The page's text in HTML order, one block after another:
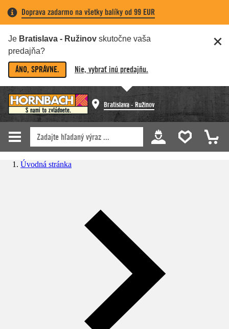
Doprava zadarmo na všetky balíky od 99 EUR
Je Bratislava - Ružinov skutočne vaša
predajňa?
ÁNO, SPRÁVNE. Nie, vybrať inú predajňu.
Bratislava - Ružinov
Úvodná stránka